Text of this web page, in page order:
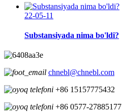
22-05-11
Substansiyada nima bo'ldi?
chnebl@chnebl.com
+86 15157775432
+86 0577-27885177